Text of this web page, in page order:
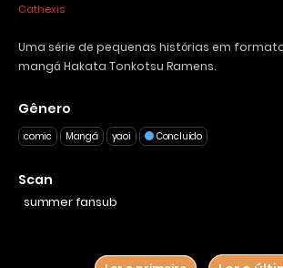
Cathexis
Uma série de pequenas histórias em
mangá Hakata Tonkotsu Ramens.
Da mesma autora de Sex Therapy, Cathexis
Hakata Tonkotsu Ramens ainda mais incrível.
Gênero
comic Mangá yaoi Concluído
Scan
summer fansub